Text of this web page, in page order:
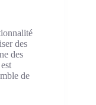
des
des
de